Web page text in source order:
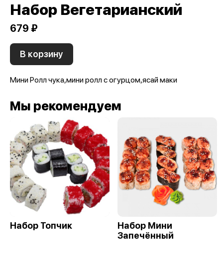
Набор Вегетарианский
679 ₽
В корзину
Мини Ролл чука,мини ролл с огурцом,ясай маки
Мы рекомендуем
Набор Топчик
Набор Мини
Запечённый